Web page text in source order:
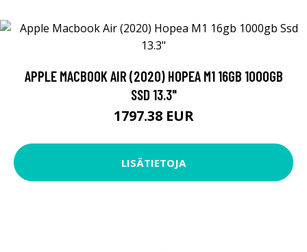
APPLE MACBOOK AIR (2020) HOPEA M1 16GB 1000GB
SSD 13.3"
1797.38 EUR
LISÄTIETOJA